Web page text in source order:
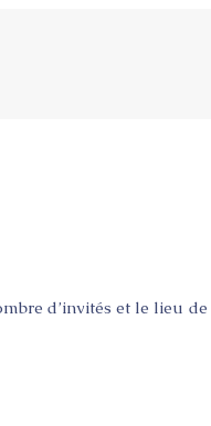
d’invités et le lieu